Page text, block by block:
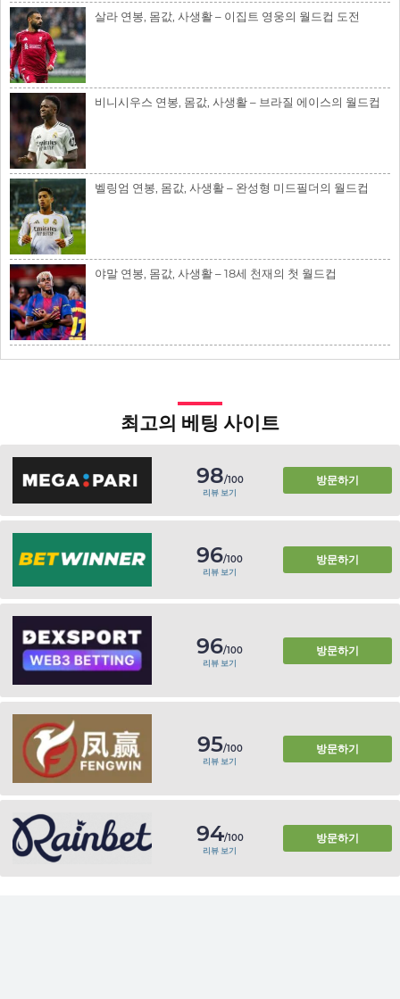
살라 연봉, 몸값, 사생활 – 이집트 영웅의 월드컵 도전
비니시우스 연봉, 몸값, 사생활 – 브라질 에이스의 월드컵
벨링엄 연봉, 몸값, 사생활 – 완성형 미드필더의 월드컵
야말 연봉, 몸값, 사생활 – 18세 천재의 첫 월드컵
최고의 베팅 사이트
98/100
리뷰 보기
방문하기
96/100
리뷰 보기
방문하기
96/100
리뷰 보기
방문하기
95/100
리뷰 보기
방문하기
94/100
리뷰 보기
방문하기